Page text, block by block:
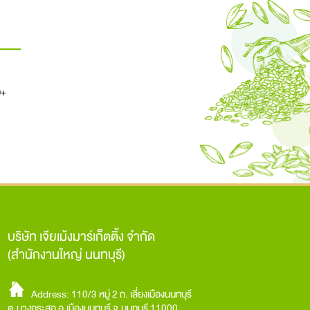
บริษัท เจียเม้งมาร์เก็ตติ้ง จำกัด
(สำนักงานใหญ่ นนทบุรี)
Address: 110/3 หมู่ 2 ถ. เลี่ยงเมืองนนทบุรี